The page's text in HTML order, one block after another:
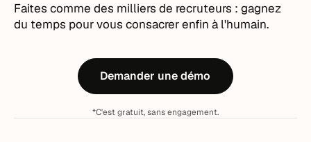
Faites comme des milliers de recruteurs : gagnez
du temps pour vous consacrer enfin à l'humain.
Demander une démo
*C'est gratuit, sans engagement.